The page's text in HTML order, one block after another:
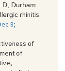
D, Durham
rhinitis.
8;
of
of